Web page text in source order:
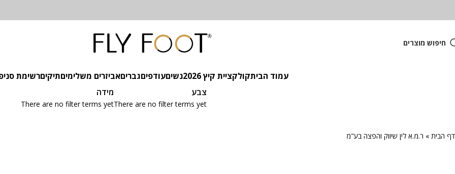
חיפוש מוצרים
עמוד הביתקולקציית קיץ 2026 נשיםעודפיםגבריםאביזרים משלימיםתיקיםרשימת
צבע
There are no filter terms yet
מידה
There are no filter terms yet
דף הבית » ר.מ.א לין שיווק והפצה בע"מ